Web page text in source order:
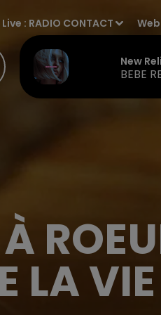
Live : RADIO CONTACT
New
BEBE
LA VIE